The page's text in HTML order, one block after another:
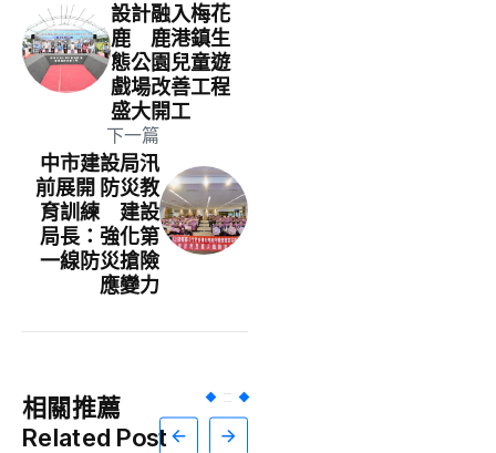
設計融入梅花
鹿 鹿港鎮生
態公園兒童遊
戲場改善工程
盛大開工
下一篇
中市建設局汛
前展開 防災教
育訓練 建設
局長：強化第
一線防災搶險
應變力
相關推薦
Related Post